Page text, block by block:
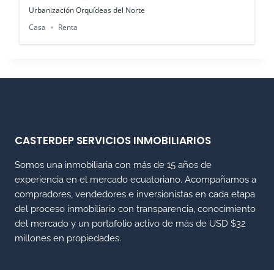
Urbanización Orquídeas del Norte
Casa
Renta
CASTERDEP SERVICIOS INMOBILIARIOS
Somos una inmobiliaria con más de 15 años de
experiencia en el mercado ecuatoriano. Acompañamos a
compradores, vendedores e inversionistas en cada etapa
del proceso inmobiliario con transparencia, conocimiento
del mercado y un portafolio activo de más de USD $32
millones en propiedades.